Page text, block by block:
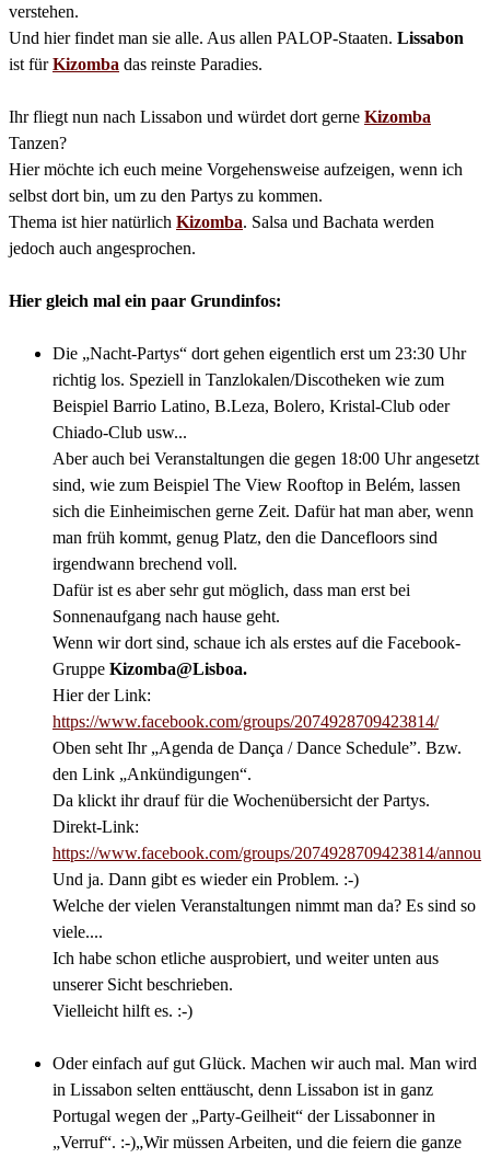
verstehen.
Und hier findet man sie alle. Aus allen PALOP-Staaten. Lissabon
ist fürKizomba das reinste Paradies.
Ihr fliegt nun nach Lissabon und würdet dort gerne Kizomba
Tanzen?
Hier möchte ich euch meine Vorgehensweise aufzeigen, wenn ich
selbst dort bin, um zu den Partys zu kommen.
Thema ist hier natürlich Kizomba. Salsa und Bachata werden
jedoch auch angesprochen.
Hier gleich mal ein paar Grundinfos:
Die „Nacht-Partys“ dort gehen eigentlich erst um 23:30 Uhr
richtig los. Speziell in Tanzlokalen/Discotheken wie zum
Beispiel Barrio Latino, B.Leza, Bolero, Kristal-Club oder
Chiado-Club usw...
Aber auch bei Veranstaltungen die gegen 18:00 Uhr angesetzt
sind, wie zum Beispiel The View Rooftop in Belém, lassen
sich die Einheimischen gerne Zeit. Dafür hat man aber, wenn
man früh kommt, genug Platz, den die Dancefloors sind
irgendwann brechend voll.
Dafür ist es aber sehr gut möglich, dass man erst bei
Sonnenaufgang nach hause geht.
Wenn wir dort sind, schaue ich als erstes auf die Facebook-
Gruppe Kizomba@Lisboa.
Hier der Link:
https://www.facebook.com/groups/2074928709423814/
Oben seht Ihr „Agenda de Dança / Dance Schedule”. Bzw.
den Link „Ankündigungen“.
Da klickt ihr drauf für die Wochenübersicht der Partys.
Direkt-Link:
https://www.facebook.com/groups/2074928709423814/
Und ja. Dann gibt es wieder ein Problem. :-)
Welche der vielen Veranstaltungen nimmt man da? Es sind so
viele....
Ich habe schon etliche ausprobiert, und weiter unten aus
unserer Sicht beschrieben.
Vielleicht hilft es. :-)
Oder einfach auf gut Glück. Machen wir auch mal. Man wird
in Lissabon selten enttäuscht, denn Lissabon ist in ganz
Portugal wegen der „Party-Geilheit“ der Lissabonner in
„Verruf“. :-)„Wir müssen Arbeiten, und die feiern die ganze